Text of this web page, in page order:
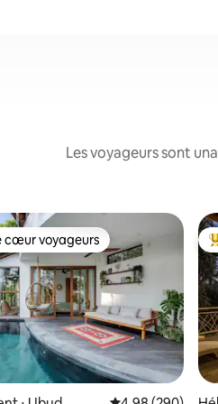
Les voyageurs sont
voyageurs les plus appréciés
cœur voyageurs